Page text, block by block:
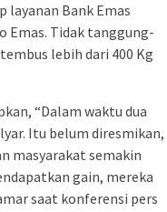
layanan Bank Emas
Emas. Tidak tanggung-
lebih dari 400 Kg
“Dalam waktu dua
Itu belum diresmikan,
masyarakat semakin
gain, mereka
saat konferensi pers